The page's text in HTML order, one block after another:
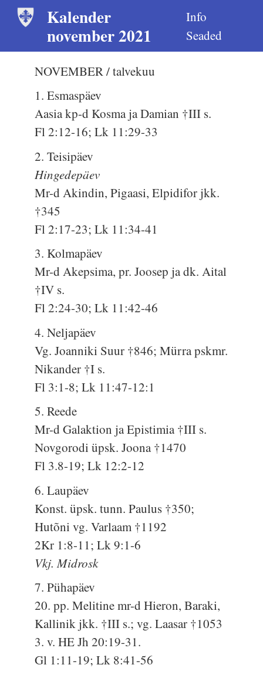
Kalender
november 2021
Info
Seaded
NOVEMBER / talvekuu
1. Esmaspäev
Aasia kp-d Kosma ja Damian †III s.
Fl 2:12-16; Lk 11:29-33
2. Teisipäev
Hingedepäev
Mr-d Akindin, Pigaasi, Elpidifor jkk.
†345
Fl 2:17-23; Lk 11:34-41
3. Kolmapäev
Mr-d Akepsima, pr. Joosep ja dk. Aital
†IV s.
Fl 2:24-30; Lk 11:42-46
4. Neljapäev
Vg. Joanniki Suur †846; Mürra pskmr.
Nikander †I s.
Fl 3:1-8; Lk 11:47-12:1
5. Reede
Mr-d Galaktion ja Epistimia †III s.
Novgorodi üpsk. Joona †1470
Fl 3.8-19; Lk 12:2-12
6. Laupäev
Konst. üpsk. tunn. Paulus †350;
Hutõni vg. Varlaam †1192
2Kr 1:8-11; Lk 9:1-6
Vkj. Midrosk
7. Pühapäev
20. pp. Melitine mr-d Hieron, Baraki,
Kallinik jkk. †III s.; vg. Laasar †1053
3. v. HE Jh 20:19-31.
Gl 1:11-19; Lk 8:41-56